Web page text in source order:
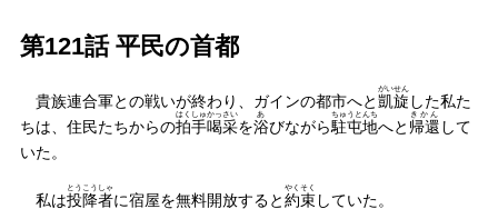
第121話 平民の首都
貴族連合軍との戦いが終わり、ガインの都市へと凱旋
がいせん
した私た
ちは、住民たちからの拍手
はくしゅ
喝采
かっさい
を浴
あ
びながら駐屯地
ちゅうとんち
へと 帰還
きかん
して
いた。
私は投降者
とうこうしゃ
に宿屋を無料開放すると約束
やくそく
していた。